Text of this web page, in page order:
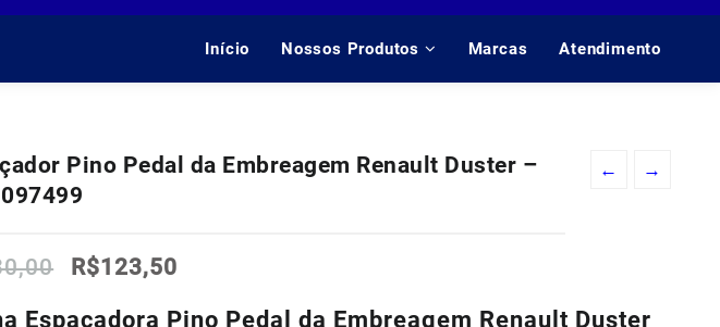
Início Nossos Produtos Marcas Atendimento
← →
Pino Pedal da Embreagem Renault Duster –
O
original
R$123,50
atual
Espaçadora Pino Pedal da Embreagem Renault Duster